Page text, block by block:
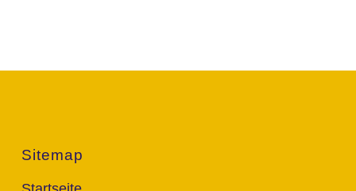
Sitemap